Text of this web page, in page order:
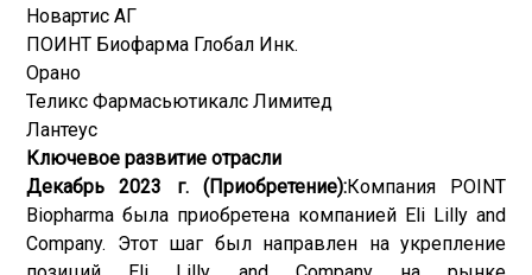
Новартис АГ
ПОИНТ Биофарма Глобал Инк.
Орано
Теликс Фармасьютикалс Лимитед
Лантеус
Ключевое развитие отрасли
Декабрь 2023 г. (Приобретение):Компания POINT
Biopharma была приобретена компанией Eli Lilly and
Company. Этот шаг был направлен на укрепление